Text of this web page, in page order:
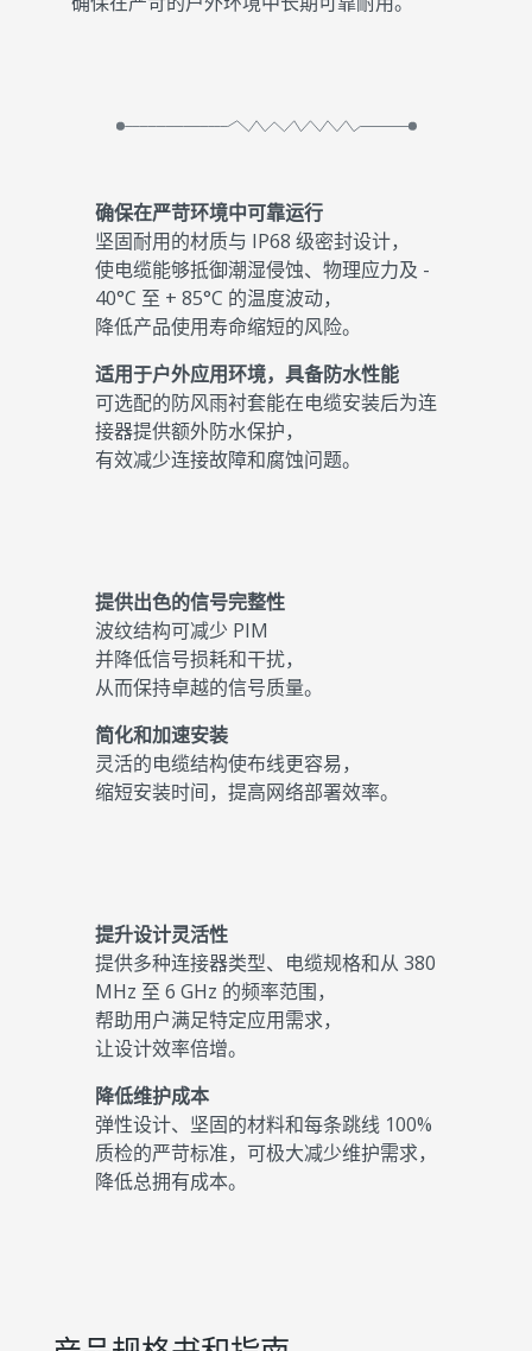
确保在严苛环境中可靠运行
坚固耐用的材质与 IP68 级密封设计，
使电缆能够抵御潮湿侵蚀、物理应力及 -
40°C 至 + 85°C 的温度波动，
降低产品使用寿命缩短的风险。
适用于户外应用环境，具备防水性能
可选配的防风雨衬套能在电缆安装后为连
接器提供额外防水保护，
有效减少连接故障和腐蚀问题。
提供出色的信号完整性
波纹结构可减少 PIM
并降低信号损耗和干扰，
从而保持卓越的信号质量。
简化和加速安装
灵活的电缆结构使布线更容易，
缩短安装时间，提高网络部署效率。
提升设计灵活性
提供多种连接器类型、电缆规格和从 380
MHz 至 6 GHz 的频率范围，
帮助用户满足特定应用需求，
让设计效率倍增。
降低维护成本
弹性设计、坚固的材料和每条跳线 100%
质检的严苛标准，可极大减少维护需求，
降低总拥有成本。